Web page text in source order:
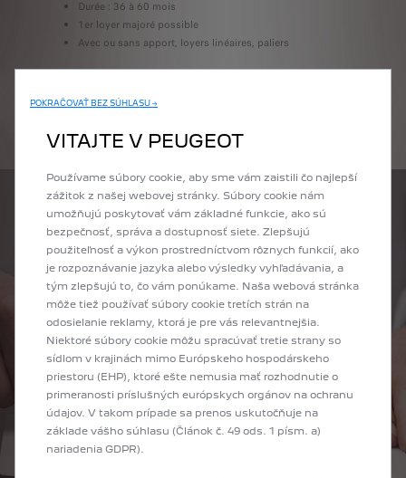
Durée : 36 à 60 mois
1er loyer majoré possible
Avec ou sans apport, loyers linéaires, paliers
POKRAČOVAŤ BEZ SÚHLASU →
VITAJTE V PEUGEOT
Používame súbory cookie, aby sme vám zaistili čo najlepší
zážitok z našej webovej stránky. Súbory cookie nám
umožňujú poskytovať vám základné funkcie, ako sú
bezpečnosť, správa a dostupnosť siete. Zlepšujú
použiteľnosť a výkon prostredníctvom rôznych funkcií, ako
je rozpoznávanie jazyka alebo výsledky vyhľadávania, a
tým zlepšujú to, čo vám ponúkame. Naša webová stránka
môže tiež používať súbory cookie tretích strán na
odosielanie reklamy, ktorá je pre vás relevantnejšia.
Niektoré súbory cookie môžu spracúvať tretie strany so
sídlom v krajinách mimo Európskeho hospodárskeho
priestoru (EHP), ktoré ešte nemusia mať rozhodnutie o
primeranosti príslušných európskych orgánov na ochranu
údajov. V takom prípade sa prenos uskutočňuje na
základe vášho súhlasu (Článok č. 49 ods. 1 písm. a)
nariadenia GDPR).